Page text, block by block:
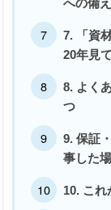
への備え
7. 「資
20年見
8. よく
つ
9. 保証
事した
10. これ